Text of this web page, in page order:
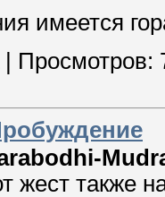
имеется
| Просмотров:
жест также